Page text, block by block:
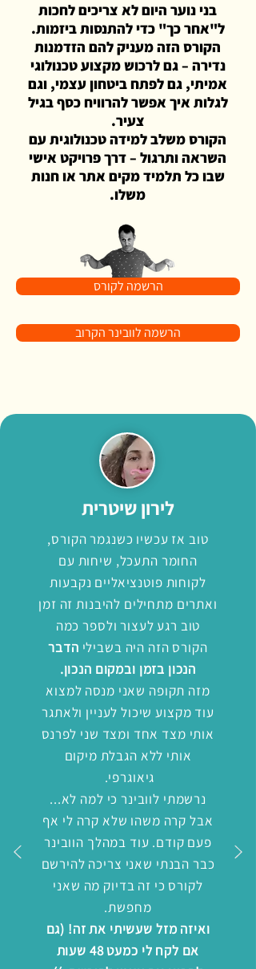
בני נוער היום לא צריכים לחכות
ל"אחר כך" כדי להתנסות ביזמות.
הקורס הזה מעניק להם הזדמנות
נדירה – גם לרכוש מקצוע טכנולוגי
אמיתי, גם לפתח ביטחון עצמי, וגם
לגלות איך אפשר להרוויח כסף בגיל
צעיר.
הקורס משלב למידה טכנולוגית עם
השראה ותרגול – דרך פרויקט אישי
שבו כל תלמיד מקים אתר או חנות
משלו.
הרשמה לקורס
הרשמה לוובינר הקרוב
לירון שיטרית
טוב אז עכשיו כשנגמר הקורס,
החומר התעכל, שיחות עם
לקוחות פוטנציאליים נקבעות
ואתרים מתחילים להיבנות זה זמן
טוב רגע לעצור ולספר כמה
הקורס הזה היה בשבילי הדבר
הנכון בזמן ובמקום הנכון.
מזה תקופה שאני מנסה למצוא
עוד מקצוע שיכול לעניין ולאתגר
אותי מצד אחד ומצד שני לפרנס
אותי ללא הגבלת מיקום
גיאוגרפי.
נרשמתי לוובינר כי למה לא...
אבל קרה משהו שלא קרה לי אף
פעם קודם. עוד במהלך הוובינר
כבר הבנתי שאני צריכה להירשם
לקורס כי זה בדיוק מה שאני
מחפשת.
ואיזה מזל שעשיתי את זה! (גם
אם לקח לי כמעט 48 שעות